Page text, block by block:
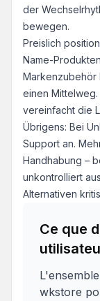
der
bewegen.
Preislich
Name-
Markenzubehör
einen
vereinfacht die
Übrigens: Bei
Support an.
Handhabung –
unkontrolliert
Alternativen
Ce que
wkstore